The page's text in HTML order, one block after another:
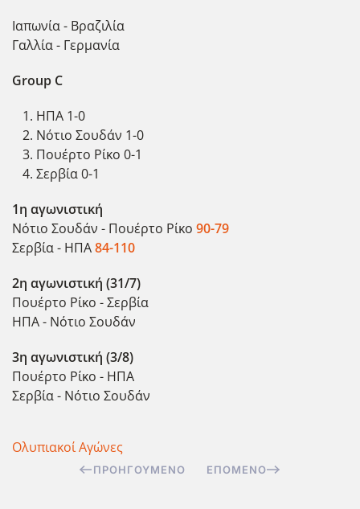
Ιαπωνία - Βραζιλία
Γαλλία - Γερμανία
Group C
ΗΠΑ 1-0
Νότιο Σουδάν 1-0
Πουέρτο Ρίκο 0-1
Σερβία 0-1
1η αγωνιστική
Νότιο Σουδάν - Πουέρτο Ρίκο 90-79
Σερβία - ΗΠΑ84-110
2η αγωνιστική (31/7)
Πουέρτο Ρίκο - Σερβία
ΗΠΑ - Νότιο Σουδάν
3η αγωνιστική (3/8)
Πουέρτο Ρίκο - ΗΠΑ
Σερβία - Νότιο Σουδάν
Ολυπιακοί Αγώνες
ΠΡΟΗΓΟΎΜΕΝΟ ΕΠΌΜΕΝΟ